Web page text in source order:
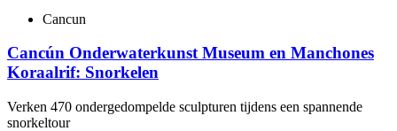
Cancun
Cancún Onderwaterkunst Museum en Manchones
Koraalrif: Snorkelen
Verken 470 ondergedompelde sculpturen tijdens een spannende
snorkeltour